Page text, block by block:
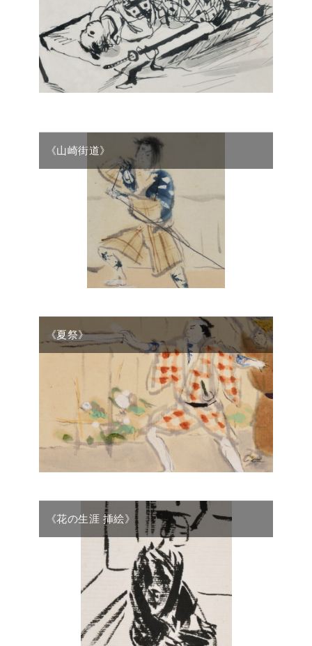
《山崎街道》
《夏祭》
《花の生涯 挿絵》